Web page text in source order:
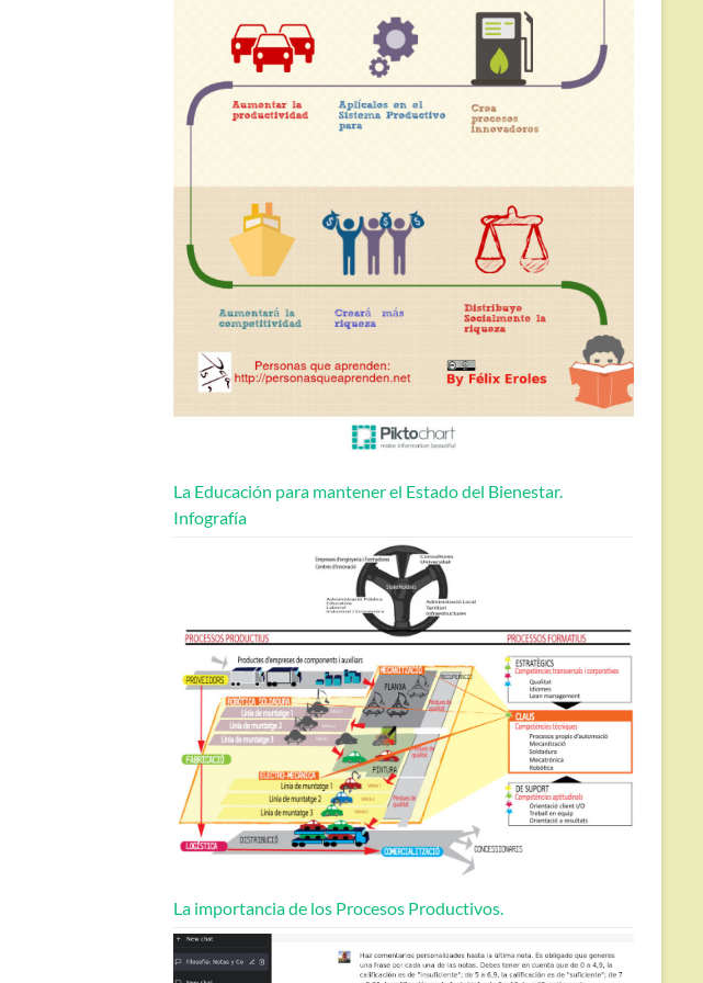
La Educación para mantener el Estado del Bienestar.
Infografía
La importancia de los Procesos Productivos.